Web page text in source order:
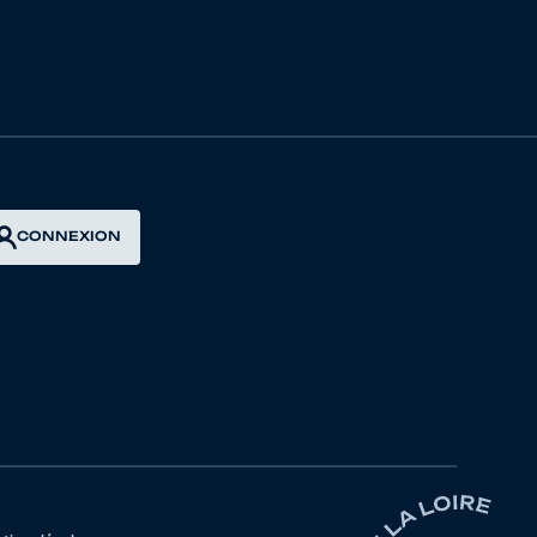
EVAUX
CONNEXION